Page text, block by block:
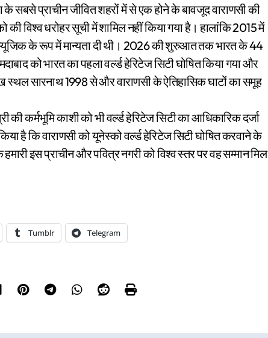
सबसे प्राचीन जीवित शहरों में से एक होने के बावजूद वाराणसी की
विश्व धरोहर सूची में शामिल नहीं किया गया है। हालांकि 2015 में
के रूप में मान्यता दी थी। 2026 की शुरुआत तक भारत के 44
को भारत का पहला वर्ल्ड हेरिटेज सिटी घोषित किया गया और
स्थल सारनाथ 1998 से और वाराणसी के ऐतिहासिक घाटों का समूह
कर्मभूमि काशी को भी वर्ल्ड हेरिटेज सिटी का आधिकारिक दर्जा
कि वाराणसी को यूनेस्को वर्ल्ड हेरिटेज सिटी घोषित करवाने के
इस प्राचीन और पवित्र नगरी को विश्व स्तर पर वह सम्मान मिल
Tumblr Telegram